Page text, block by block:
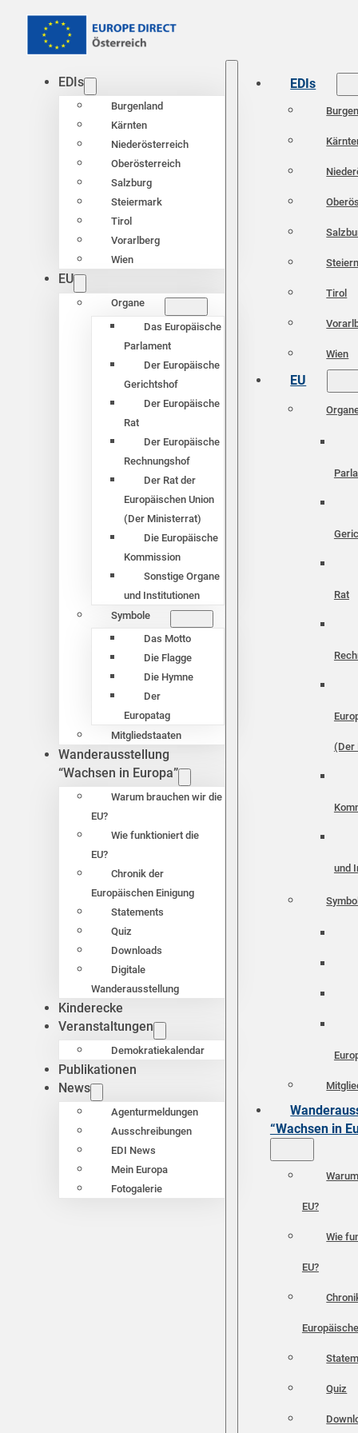
EDIs
Burgenland
Kärnten
Niederösterreich
Oberösterreich
Salzburg
Steiermark
Tirol
Vorarlberg
Wien
EU
Organe
Das Europäische
Parlament
Der Europäische
Gerichtshof
Der Europäische
Rat
Der Europäische
Rechnungshof
Der Rat der
Europäischen Union
(Der Ministerrat)
Die Europäische
Kommission
Sonstige Organe
und Institutionen
Symbole
Das Motto
Die Flagge
Die Hymne
Der
Europatag
Mitgliedstaaten
Wanderausstellung
“Wachsen in Europa”
Warum brauchen wir die
EU?
Wie funktioniert die
EU?
Chronik der
Europäischen Einigung
Statements
Quiz
Downloads
Digitale
Wanderausstellung
Kinderecke
Veranstaltungen
Demokratiekalendar
Publikationen
News
Agenturmeldungen
Ausschreibungen
EDI News
Mein Europa
Fotogalerie
EDIs
Tirol
Wien
EU
Rat
(Der
und
“Wachsen in
EU?
Wie
EU?
Quiz